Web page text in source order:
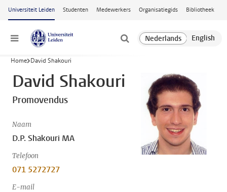
Ga naar hoofdinhoud
Universiteit Leiden Studenten Medewerkers Organisatiegids Bibliotheek
Menu
Home David Shakouri
David Shakouri
Promovendus
Naam
D.P. Shakouri MA
Telefoon
071 5272727
E-mail